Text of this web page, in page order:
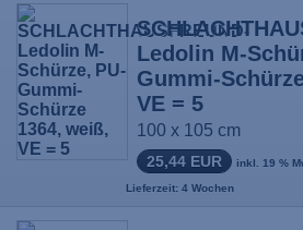
Ledolin M-
Gummi-
VE = 5
100 x 105 cm
25,44 EUR inkl. 19 %
Lieferzeit: 4 Wochen